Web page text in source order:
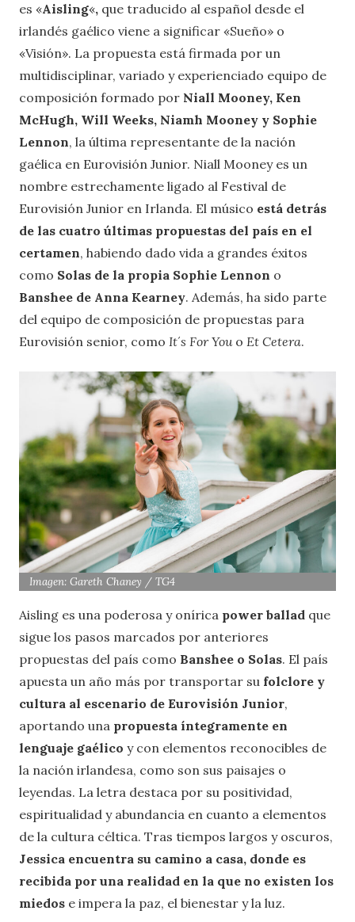
es «Aisling«, que traducido al español desde el
irlandés gaélico viene a significar «Sueño» o
«Visión». La propuesta está firmada por un
multidisciplinar, variado y experienciado equipo de
composición formado por Niall Mooney, Ken
McHugh, Will Weeks, Niamh Mooney y Sophie
Lennon, la última representante de la nación
gaélica en Eurovisión Junior. Niall Mooney es un
nombre estrechamente ligado al Festival de
Eurovisión Junior en Irlanda. El músico está detrás
de las cuatro últimas propuestas del país en el
certamen, habiendo dado vida a grandes éxitos
como Solas de la propia Sophie Lennon o
Banshee de Anna Kearney. Además, ha sido parte
del equipo de composición de propuestas para
Eurovisión senior, como It´s For Youo Et Cetera.
Imagen: Gareth Chaney / TG4
Aisling es una poderosa y onírica power ballad que
sigue los pasos marcados por anteriores
propuestas del país como Banshee o Solas. El país
apuesta un año más por transportar su folclore y
cultura al escenario de Eurovisión Junior,
aportando una propuesta íntegramente en
lenguaje gaélico y con elementos reconocibles de
la nación irlandesa, como son sus paisajes o
leyendas. La letra destaca por su positividad,
espiritualidad y abundancia en cuanto a elementos
de la cultura céltica. Tras tiempos largos y oscuros,
Jessica encuentra su camino a casa, donde es
recibida por una realidad en la que no existen los
miedos e impera la paz, el bienestar y la luz.